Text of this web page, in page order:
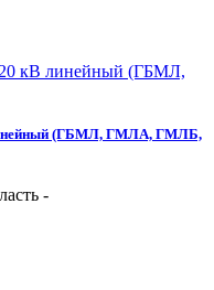
(ГБМЛ, ГМЛА, ГМЛБ,
-